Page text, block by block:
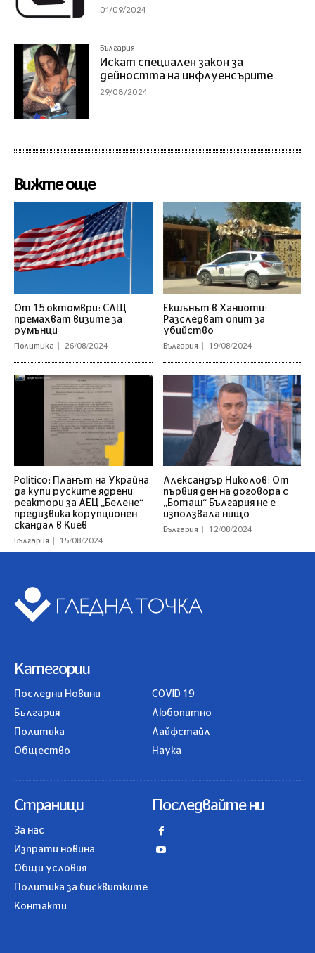
01/09/2024
България
Искат специален закон за
дейността на инфлуенсърите
29/08/2024
Вижте още
От 15 октомври: САЩ
премахват визите за
румънци
Политика 26/08/2024
Екшънът в Ханиоти:
Разследват опит за
убийство
България 19/08/2024
Politico: Планът на Украйна
да купи руските ядрени
реактори за АЕЦ „Белене“
предизвика корупционен
скандал в Киев
България 15/08/2024
Александър Николов: От
първия ден на договора с
„Боташ“ България не е
използвала нищо
България 12/08/2024
Категории
Последни Новини
България
Политика
Общество
COVID 19
Любопитно
Лайфстайл
Наука
Страници
За нас
Изпрати новина
Общи условия
Политика за бисквитките
Контакти
Последвайте ни